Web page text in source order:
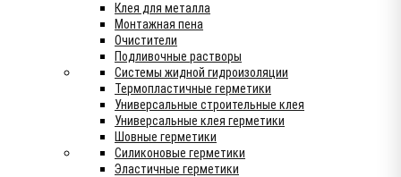
Клея для металла
Монтажная пена
Очистители
Подливочные растворы
Системы жидной гидроизоляции
Термопластичные герметики
Универсальные строительные клея
Универсальные клея герметики
Шовные герметики
Силиконовые герметики
Эластичные герметики